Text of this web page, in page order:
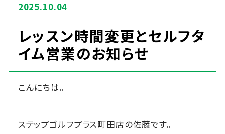
2025.10.04
レッスン時間変更とセルフタ
イム営業のお知らせ
こんにちは。
ステップゴルフプラス町田店の佐藤です。